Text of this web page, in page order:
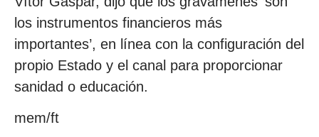
los instrumentos financieros más
importantes’, en línea con la configuración del
propio Estado y el canal para proporcionar
sanidad o educación.
mem/ft